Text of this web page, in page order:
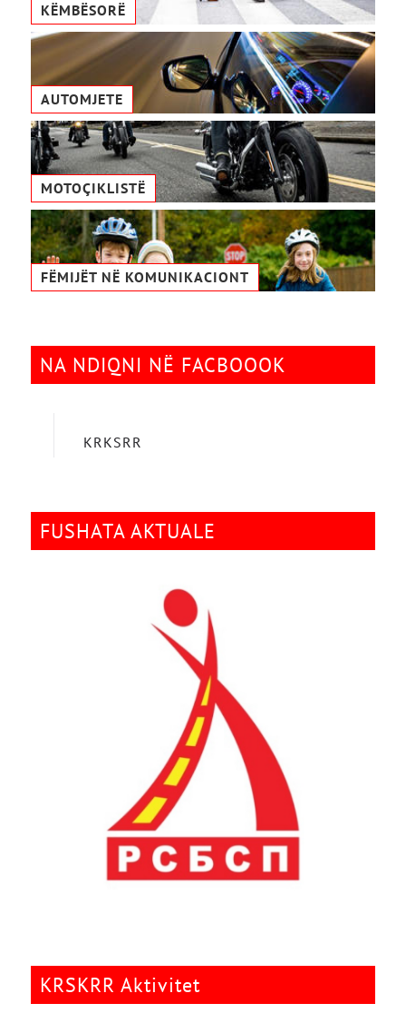
KËMBËSORË
AUTOMJETE
MOTOÇIKLISTË
FËMIJËT NË KOMUNIKACIONТ
NA NDIQNI NË FACBOOOK
KRKSRR
FUSHATA AKTUALE
KRSKRR Aktivitet